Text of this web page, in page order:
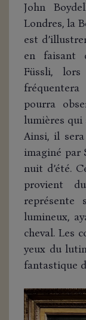
John
Londres, la
est
en faisant
Füssli,
pourra
lumières qui
Ainsi, il
imaginé par
nuit d’été.
provient
représente
lumineux,
cheval. Les
yeux du
fantastique